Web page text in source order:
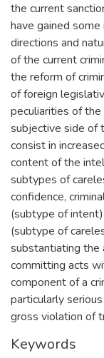
the current
have gained
directions and
of the current
the reform of
of foreign
peculiarities of
subjective side of
consist in
content of the
subtypes of
confidence,
(subtype of
(subtype of
substantiating the
committing acts
component of a
particularly
gross violation of
Keywords